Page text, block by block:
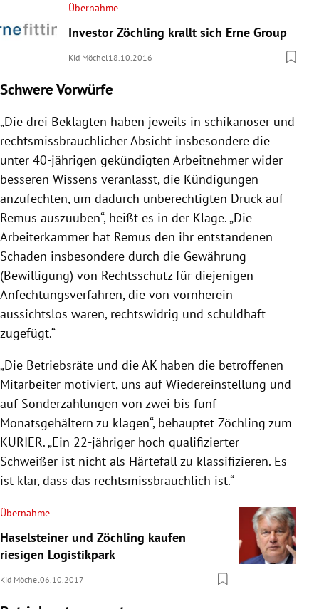
Übernahme
Investor Zöchling krallt sich Erne Group
Kid Möchel 18.10.2016
Schwere Vorwürfe
„Die drei Beklagten haben jeweils in schikanöser und
rechtsmissbräuchlicher Absicht insbesondere die
unter 40-jährigen gekündigten Arbeitnehmer wider
besseren Wissens veranlasst, die Kündigungen
anzufechten, um dadurch unberechtigten Druck auf
Remus auszuüben“, heißt es in der Klage. „Die
Arbeiterkammer hat Remus den ihr entstandenen
Schaden insbesondere durch die Gewährung
(Bewilligung) von Rechtsschutz für diejenigen
Anfechtungsverfahren, die von vornherein
aussichtslos waren, rechtswidrig und schuldhaft
zugefügt.“
„Die Betriebsräte und die AK haben die betroffenen
Mitarbeiter motiviert, uns auf Wiedereinstellung und
auf Sonderzahlungen von zwei bis fünf
Monatsgehältern zu klagen“, behauptet Zöchling zum
KURIER. „Ein 22-jähriger hoch qualifizierter
Schweißer ist nicht als Härtefall zu klassifizieren. Es
ist klar, dass das rechtsmissbräuchlich ist.“
Übernahme
Haselsteiner und Zöchling kaufen
riesigen Logistikpark
Kid Möchel06.10.2017